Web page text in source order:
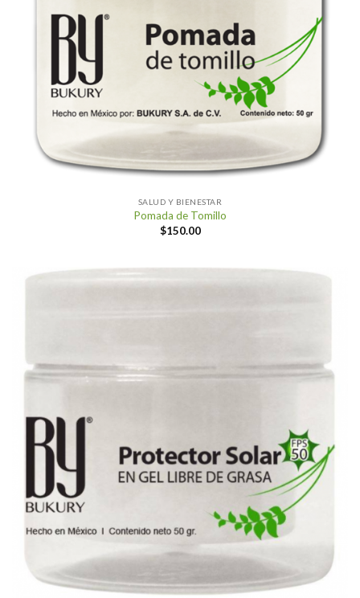
SALUD Y BIENESTAR
Pomada de Tomillo
$150.00